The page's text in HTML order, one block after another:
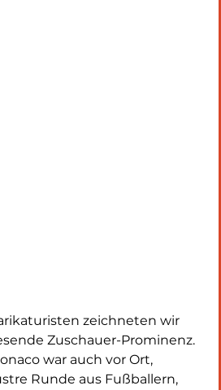
zeichneten wir
Zuschauer-Prominenz.
war auch vor Ort,
Runde aus Fußballern,